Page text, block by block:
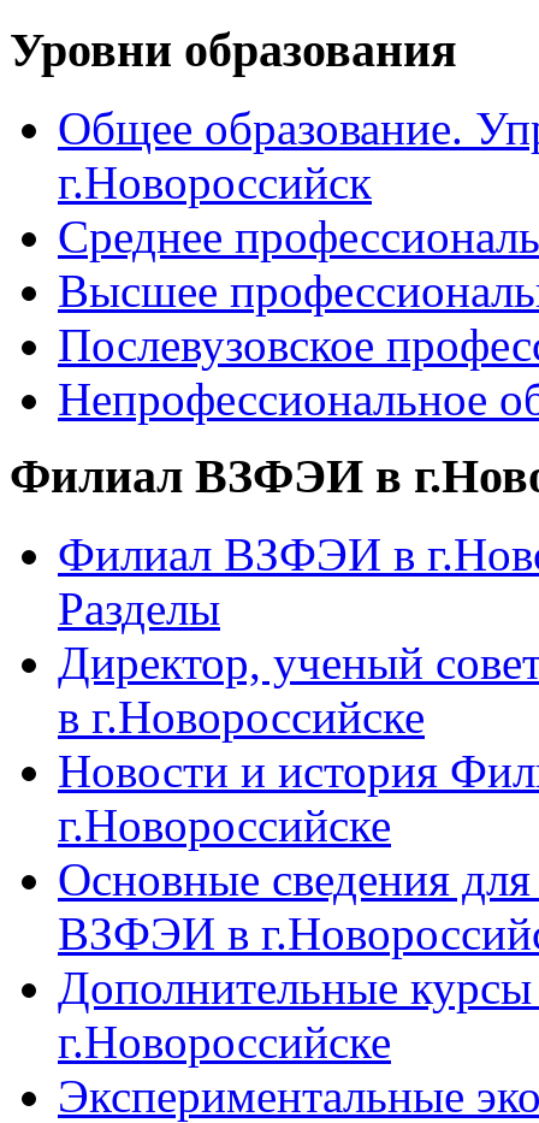
Уровни образования
Общее образование.
г.Новороссийск
Среднее
Высшее
Послевузовское
Непрофессиональное
Филиал ВЗФЭИ в
Филиал ВЗФЭИ в
Разделы
Директор, ученый
в г.Новороссийске
Новости и история
г.Новороссийске
Основные сведения
ВЗФЭИ в
Дополнительные
г.Новороссийске
Экспериментальные